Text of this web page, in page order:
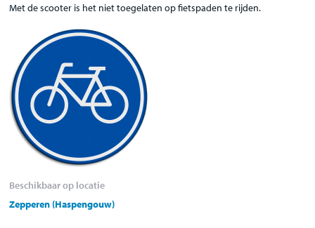
Met de scooter is het niet toegelaten op fietspaden te rijden.
Beschikbaar op locatie
Zepperen (Haspengouw)